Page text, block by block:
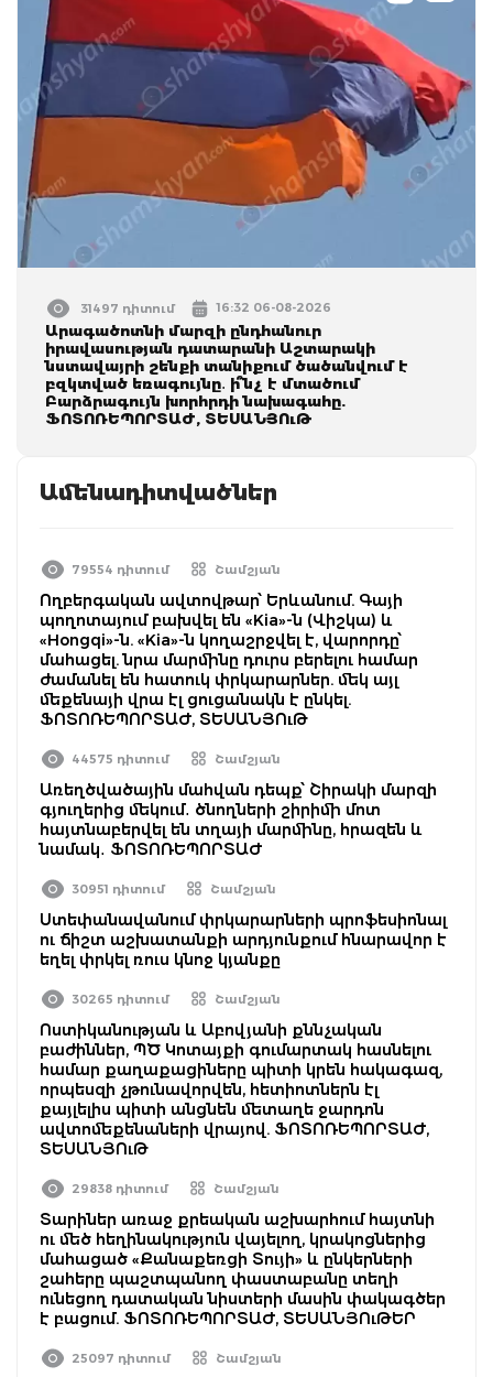
31497 դիտում 16:32 06-08-2026
Արագածոտնի մարզի ընդհանուր
իրավասության դատարանի Աշտարակի
նստավայրի շենքի տանիքում ծածանվում է
բզկտված եռագույնը․ ի՞նչ է մտածում
Բարձրագույն խորհրդի նախագահը.
ՖՈՏՈՌԵՊՈՐՏԱԺ, ՏԵՍԱՆՅՈւԹ
Ամենադիտվածներ
79554 դիտում Շամշյան
Ողբերգական ավտովթար՝ Երևանում. Գայի
պողոտայում բախվել են «Kia»-ն (Վիշկա) և
«Hongqi»-ն. «Kia»-ն կողաշրջվել է, վարորդը՝
մահացել. նրա մարմինը դուրս բերելու համար
ժամանել են հատուկ փրկարարներ. մեկ այլ
մեքենայի վրա էլ ցուցանակն է ընկել.
ՖՈՏՈՌԵՊՈՐՏԱԺ, ՏԵՍԱՆՅՈւԹ
44575 դիտում Շամշյան
Առեղծվածային մահվան դեպք՝ Շիրակի մարզի
գյուղերից մեկում․ ծնողների շիրիմի մոտ
հայտնաբերվել են տղայի մարմինը, հրազեն և
նամակ․ ՖՈՏՈՌԵՊՈՐՏԱԺ
30951 դիտում Շամշյան
Ստեփանավանում փրկարարների պրոֆեսիոնալ
ու ճիշտ աշխատանքի արդյունքում հնարավոր է
եղել փրկել ռուս կնոջ կյանքը
30265 դիտում Շամշյան
Ոստիկանության և Աբովյանի քննչական
բաժիններ, ՊԾ Կոտայքի գումարտակ հասնելու
համար քաղաքացիները պիտի կրեն հակագազ,
որպեսզի չթունավորվեն, հետիոտներն էլ
քայլելիս պիտի անցնեն մետաղե ջարդոն
ավտոմեքենաների վրայով. ՖՈՏՈՌԵՊՈՐՏԱԺ,
ՏԵՍԱՆՅՈւԹ
29838 դիտում Շամշյան
Տարիներ առաջ քրեական աշխարհում հայտնի
ու մեծ հեղինակություն վայելող, կրակոցներից
մահացած «Քանաքեռցի Տույի» և ընկերների
շահերը պաշտպանող փաստաբանը տեղի
ունեցող դատական նիստերի մասին փակագծեր
է բացում. ՖՈՏՈՌԵՊՈՐՏԱԺ, ՏԵՍԱՆՅՈւԹԵՐ
25097 դիտում Շամշյան